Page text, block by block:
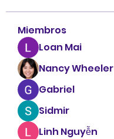
Miembros
Loan Mai
Nancy Wheeler
Gabriel
Sidmir
Linh Nguyễn